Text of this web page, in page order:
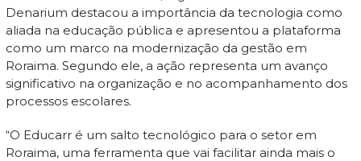
Denarium destacou a importância da tecnologia como
aliada na educação pública e apresentou a plataforma
como um marco na modernização da gestão em
Roraima. Segundo ele, a ação representa um avanço
significativo na organização e no acompanhamento dos
processos escolares.
“O Educarr é um salto tecnológico para o setor em
Roraima, uma ferramenta que vai facilitar ainda mais o